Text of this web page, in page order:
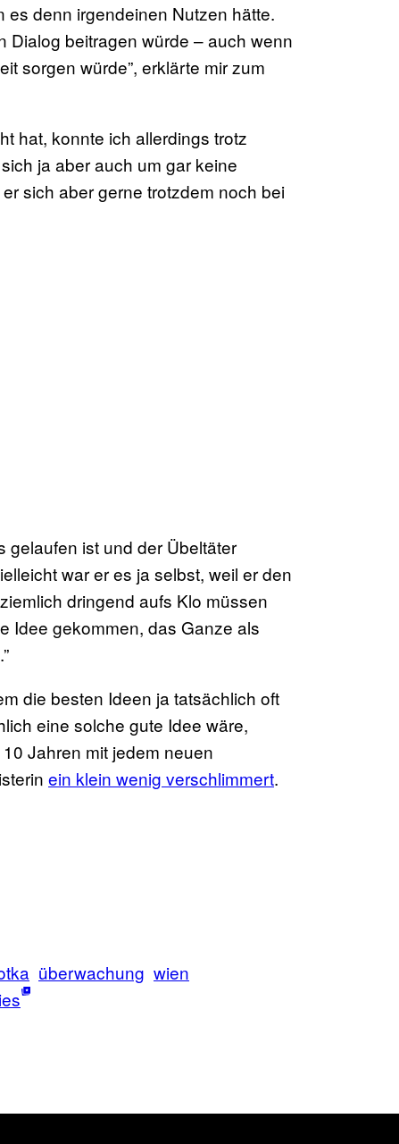
denn irgendeinen Nutzen hätte.
Dialog beitragen würde – auch wenn
sorgen würde”, erklärte mir zum
hat, konnte ich allerdings trotz
ja aber auch um gar keine
sich aber gerne trotzdem noch bei
ist und der Übeltäter
war er es ja selbst, weil er den
dringend aufs Klo müssen
Idee gekommen, das Ganze als
die besten Ideen ja tatsächlich oft
eine solche gute Idee wäre,
Jahren mit jedem neuen
ein klein wenig verschlimmert.
überwachung wien